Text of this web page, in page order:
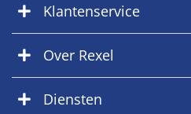
Klantenservice
Over Rexel
Diensten